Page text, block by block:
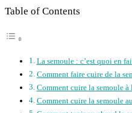
Table of Contents
La semoule : c’est quoi en
Comment faire cuire de la
Comment cuire la semoule à
Comment cuire la semoule